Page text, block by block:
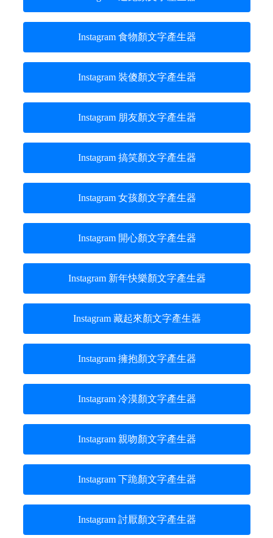
Instagram 食物顏文字產生器
Instagram 裝傻顏文字產生器
Instagram 朋友顏文字產生器
Instagram 搞笑顏文字產生器
Instagram 女孩顏文字產生器
Instagram 開心顏文字產生器
Instagram 新年快樂顏文字產生器
Instagram 藏起來顏文字產生器
Instagram 擁抱顏文字產生器
Instagram 冷漠顏文字產生器
Instagram 親吻顏文字產生器
Instagram 下跪顏文字產生器
Instagram 討厭顏文字產生器